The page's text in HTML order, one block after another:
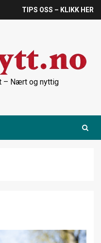
TIPS OSS – KLIKK HER
– Nært og nyttig